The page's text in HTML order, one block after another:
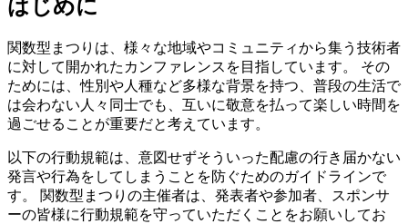
はじめに
関数型まつりは、様々な地域やコミュニティから集う技術者
に対して開かれたカンファレンスを目指しています。 その
ためには、性別や人種など多様な背景を持つ、普段の生活で
は会わない人々同士でも、互いに敬意を払って楽しい時間を
過ごせることが重要だと考えています。
以下の行動規範は、意図せずそういった配慮の行き届かない
発言や行為をしてしまうことを防ぐためのガイドラインで
す。 関数型まつりの主催者は、発表者や参加者、スポンサ
ーの皆様に行動規範を守っていただくことをお願いしてお